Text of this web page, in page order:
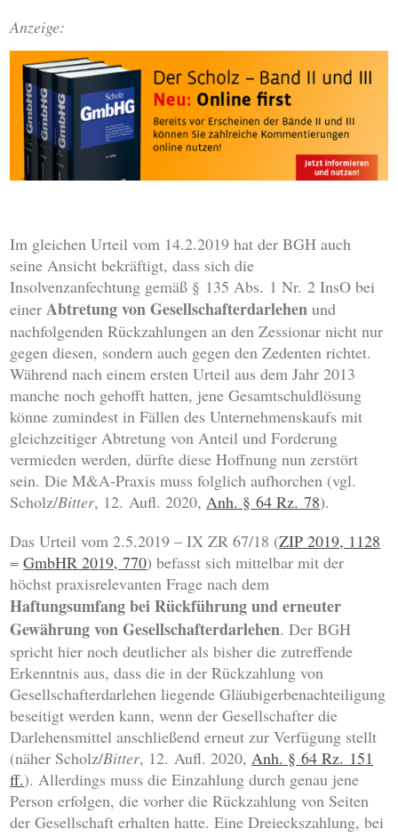
Anzeige:
Im gleichen Urteil vom 14.2.2019 hat der BGH auch
seine Ansicht bekräftigt, dass sich die
Insolvenzanfechtung gemäß § 135 Abs. 1 Nr. 2 InsO bei
einer Abtretung von Gesellschafterdarlehen und
nachfolgenden Rückzahlungen an den Zessionar nicht nur
gegen diesen, sondern auch gegen den Zedenten richtet.
Während nach einem ersten Urteil aus dem Jahr 2013
manche noch gehofft hatten, jene Gesamtschuldlösung
könne zumindest in Fällen des Unternehmenskaufs mit
gleichzeitiger Abtretung von Anteil und Forderung
vermieden werden, dürfte diese Hoffnung nun zerstört
sein. Die M&A-Praxis muss folglich aufhorchen (vgl.
Scholz/Bitter, 12. Aufl. 2020, Anh. § 64 Rz. 78).
Das Urteil vom 2.5.2019 – IX ZR 67/18 (ZIP 2019, 1128
=GmbHR 2019, 770) befasst sich mittelbar mit der
höchst praxisrelevanten Frage nach dem
Haftungsumfang beiRückführung und erneuter
Gewährung von Gesellschafterdarlehen. Der BGH
spricht hier noch deutlicher als bisher die zutreffende
Erkenntnis aus, dass die in der Rückzahlung von
Gesellschafterdarlehen liegende Gläubigerbenachteiligung
beseitigt werden kann, wenn der Gesellschafter die
Darlehensmittel anschließend erneut zur Verfügung stellt
(näher Scholz/Bitter, 12. Aufl. 2020, Anh. § 64 Rz. 151
ff.). Allerdings muss die Einzahlung durch genau jene
Person erfolgen, die vorher die Rückzahlung von Seiten
der Gesellschaft erhalten hatte. Eine Dreieckszahlung, bei